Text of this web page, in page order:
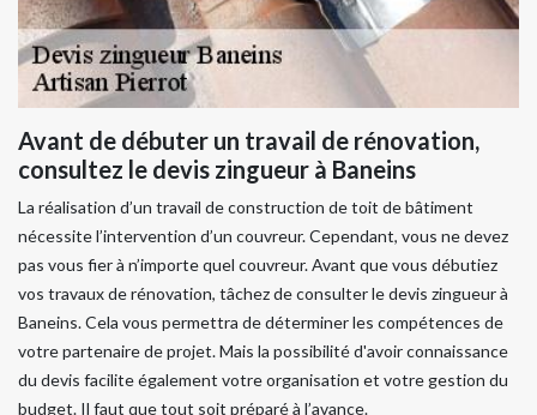
Avant de débuter un travail de rénovation,
consultez le devis zingueur à Baneins
La réalisation d’un travail de construction de toit de bâtiment
nécessite l’intervention d’un couvreur. Cependant, vous ne devez
pas vous fier à n’importe quel couvreur. Avant que vous débutiez
vos travaux de rénovation, tâchez de consulter le devis zingueur à
Baneins. Cela vous permettra de déterminer les compétences de
votre partenaire de projet. Mais la possibilité d'avoir connaissance
du devis facilite également votre organisation et votre gestion du
budget. Il faut que tout soit préparé à l’avance.